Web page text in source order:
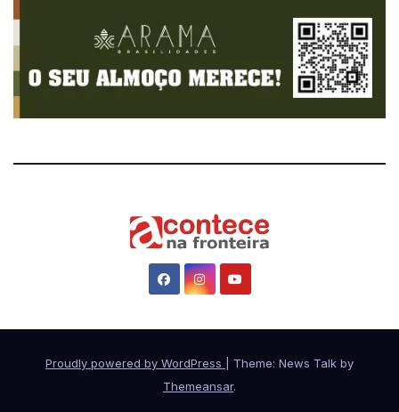
Proudly powered by WordPress
Theme: News Talk by
Themeansar.